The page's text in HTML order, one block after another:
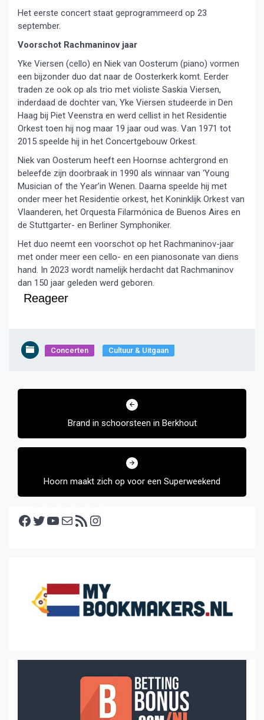
Het eerste concert staat geprogrammeerd op 23
september.
Voorschot Rachmaninov jaar
Yke Viersen (cello) en Niek van Oosterum (piano) vormen
een bijzonder duo dat naar de Oosterkerk komt. Eerder
traden ze ook op als trio met violiste Saskia Viersen,
inderdaad de dochter van, Yke Viersen studeerde in Den
Haag bij Piet Veenstra en werd cellist in het Residentie
Orkest toen hij nog maar 19 jaar oud was. Van 1971 tot
2015 speelde hij in het Concertgebouw Orkest.
Niek van Oosterum heeft een Hoornse achtergrond en
beleefde zijn doorbraak in 1990 als winnaar van ‘Young
Musician of the Year’in Wenen. Daarna speelde hij met
onder meer het Residentie orkest, het Koninklijk Orkest van
Vlaanderen, het Orquesta Filarmónica de Buenos Aires en
de Stuttgarter- en Berliner Symphoniker.
Het duo neemt een voorschot op het Rachmaninov-jaar
met onder meer een cello- en een pianosonate van diens
hand. In 2023 wordt namelijk herdacht dat Rachmaninov
dan 150 jaar geleden werd geboren.
Reageer
Concerten Cultuur & Uitgaan
Bericht
Brand in schoorsteen in Berkhout
Hoorn maakt zich op voor een Superweekend
Facebook Twitter YouTube E-mail RSS feed